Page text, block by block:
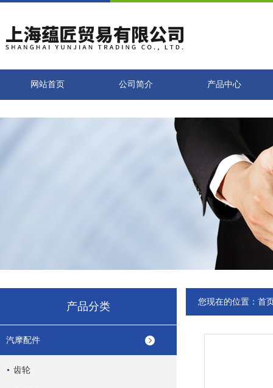
网站首页 公司简介 产品中心
产品分类
汽摩配件
齿轮
您现在的位置： 首